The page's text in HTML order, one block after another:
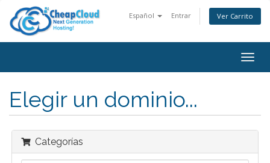
Español Entrar Ver Carrito
Elegir un dominio...
Categorías